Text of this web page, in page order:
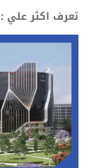
تعرف اكثر علي